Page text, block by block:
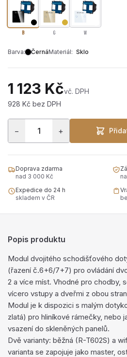
B G W
Barva: ČernáMateriál: Sklo
1 123 Kčvč. DPH
928 Kč bez DPH
− +
Doprava zdarma
nad 3 000 Kč
Expedice do 24 h
skladem v ČR
Popis produktu
Modul dvojitého schodišťového
(řazení č.6+6/7+7) pro ovládání
2 a více míst. Vhodné pro chodby,
vícero vstupy a dveřmi z obou
Modul je k dispozici s malým
zlatá) pro hliníkové rámečky, nebo
vsazení do skleněných panelů.
Dvě varianty: běžná (R-T602S) a
varianta se zapojuje jako master,